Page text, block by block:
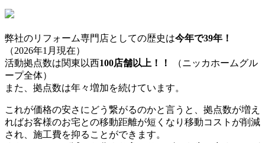
弊社のリフォーム専門店としての歴史は今年で39年！
（2026年1月現在）
活動拠点数は関東以西100店舗以上！！
（ニッカホームグル
ープ全体）
また、拠点数は年々増加を続けています。
これが価格の安さにどう繋がるのかと言うと、拠点数が増え
ればお客様のお宅との移動距離が短くなり移動コストが削減
され、施工費を抑ることができます。